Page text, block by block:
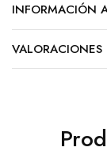
INFORMACIÓN
VALORACIONES